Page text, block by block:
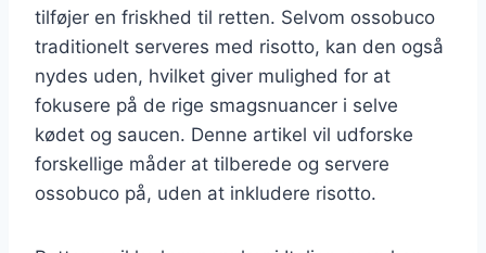
tilføjer en friskhed til retten. Selvom ossobuco
traditionelt serveres med risotto, kan den også
nydes uden, hvilket giver mulighed for at
fokusere på de rige smagsnuancer i selve
kødet og saucen. Denne artikel vil udforske
forskellige måder at tilberede og servere
ossobuco på, uden at inkludere risotto.